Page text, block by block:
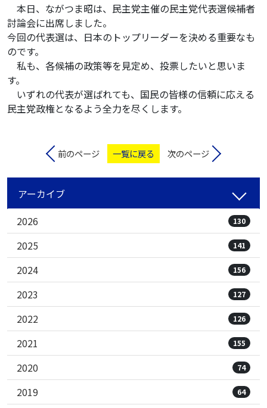
本日、ながつま昭は、民主党主催の民主党代表選候補者
討論会に出席しました。
今回の代表選は、日本のトップリーダーを決める重要なも
のです。
私も、各候補の政策等を見定め、投票したいと思いま
す。
いずれの代表が選ばれても、国民の皆様の信頼に応える
民主党政権となるよう全力を尽くします。
前のページ 一覧に戻る 次のページ
アーカイブ
2026
130
2025 141
2024 156
2023 127
2022 126
2021 155
2020 74
2019 64